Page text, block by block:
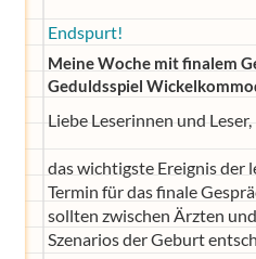
Endspurt!
Meine Woche mit finalem
Geduldsspiel
Liebe Leserinnen und Leser,
das wichtigste Ereignis der
Termin für das finale
sollten zwischen Ärzten
Szenarios der Geburt